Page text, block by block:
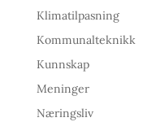
Klimatilpasning
Kommunalteknikk
Kunnskap
Meninger
Næringsliv